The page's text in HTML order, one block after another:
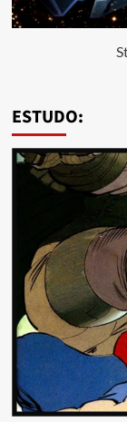
ESTUDO: